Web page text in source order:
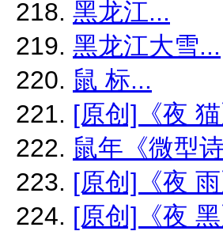
黑龙江...
黑龙江大雪...
鼠 标...
[原创]《夜
鼠年《微型
[原创]《夜
[原创]《夜